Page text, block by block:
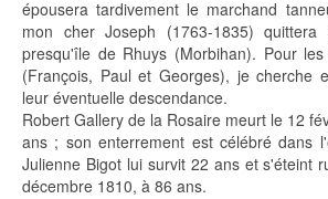
épousera tardivement le marchand
mon cher Joseph (1763-1835)
presqu'île de Rhuys (Morbihan). Pour
(François, Paul et Georges), je cherche
leur éventuelle descendance.
Robert Gallery de la Rosaire meurt le 12
ans ; son enterrement est célébré dans
Julienne Bigot lui survit 22 ans et s'éteint
décembre 1810, à 86 ans.